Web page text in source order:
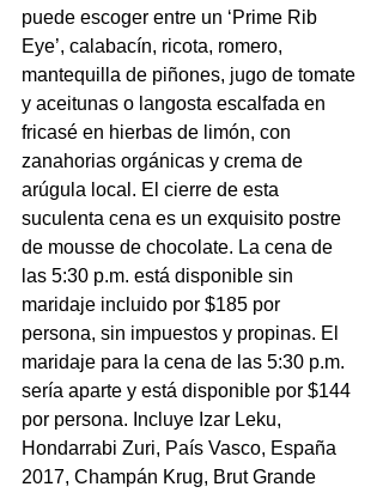
puede escoger entre un ‘Prime Rib
Eye’, calabacín, ricota, romero,
mantequilla de piñones, jugo de tomate
y aceitunas o langosta escalfada en
fricasé en hierbas de limón, con
zanahorias orgánicas y crema de
arúgula local. El cierre de esta
suculenta cena es un exquisito postre
de mousse de chocolate. La cena de
las 5:30 p.m. está disponible sin
maridaje incluido por $185 por
persona, sin impuestos y propinas. El
maridaje para la cena de las 5:30 p.m.
sería aparte y está disponible por $144
por persona. Incluye Izar Leku,
Hondarrabi Zuri, País Vasco, España
2017, Champán Krug, Brut Grande